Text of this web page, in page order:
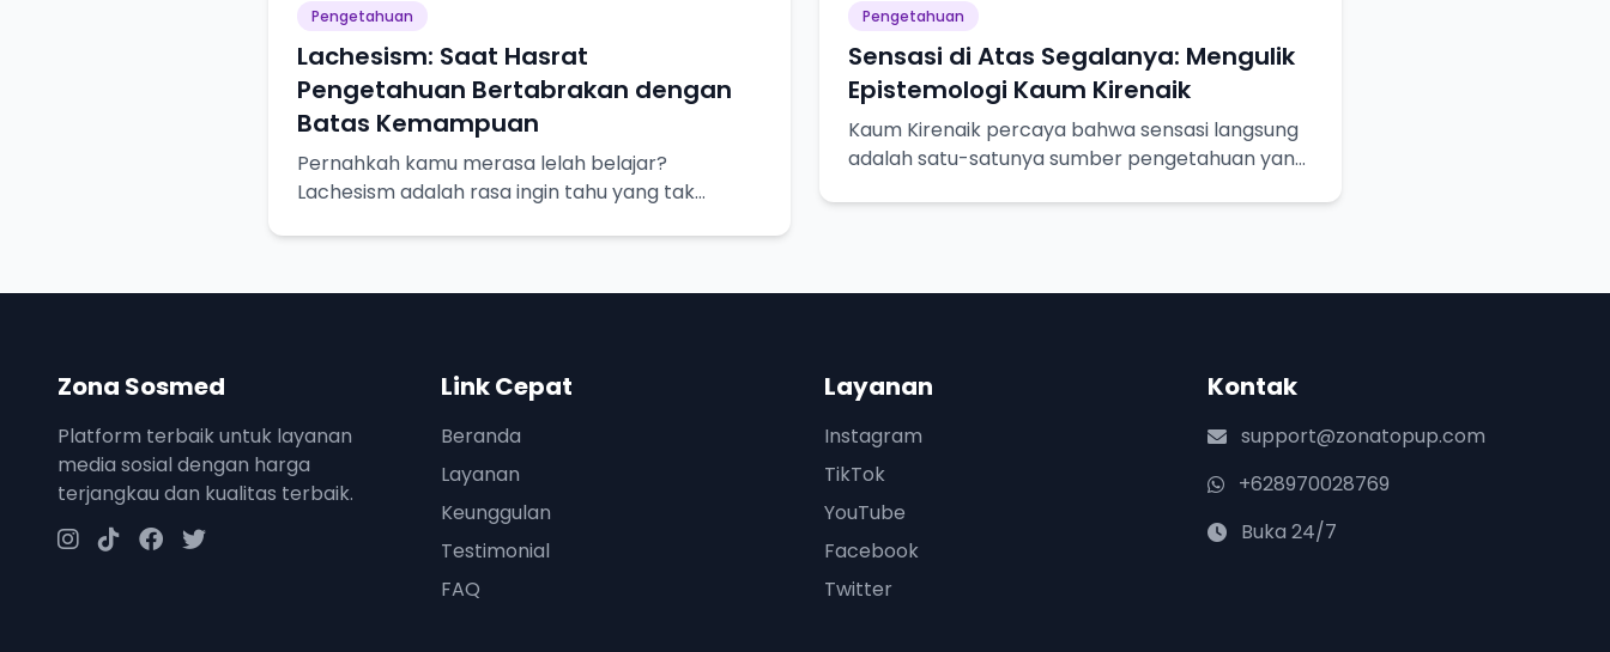
Pengetahuan
Lachesism: Saat Hasrat
Pengetahuan Bertabrakan dengan
Batas Kemampuan
Pernahkah kamu merasa lelah belajar?
Lachesism adalah rasa ingin tahu yang tak
Pengetahuan
Sensasi di Atas Segalanya: Mengulik
Epistemologi Kaum Kirenaik
Kaum Kirenaik percaya bahwa sensasi langsung
adalah satu-satunya sumber pengetahuan yang
Zona Sosmed
Platform terbaik untuk layanan
media sosial dengan harga
terjangkau dan kualitas terbaik.
Link Cepat
Beranda
Layanan
Keunggulan
Testimonial
FAQ
Layanan
Instagram
TikTok
YouTube
Facebook
Twitter
Kontak
support@zonatopup.com
+628970028769
Buka 24/7